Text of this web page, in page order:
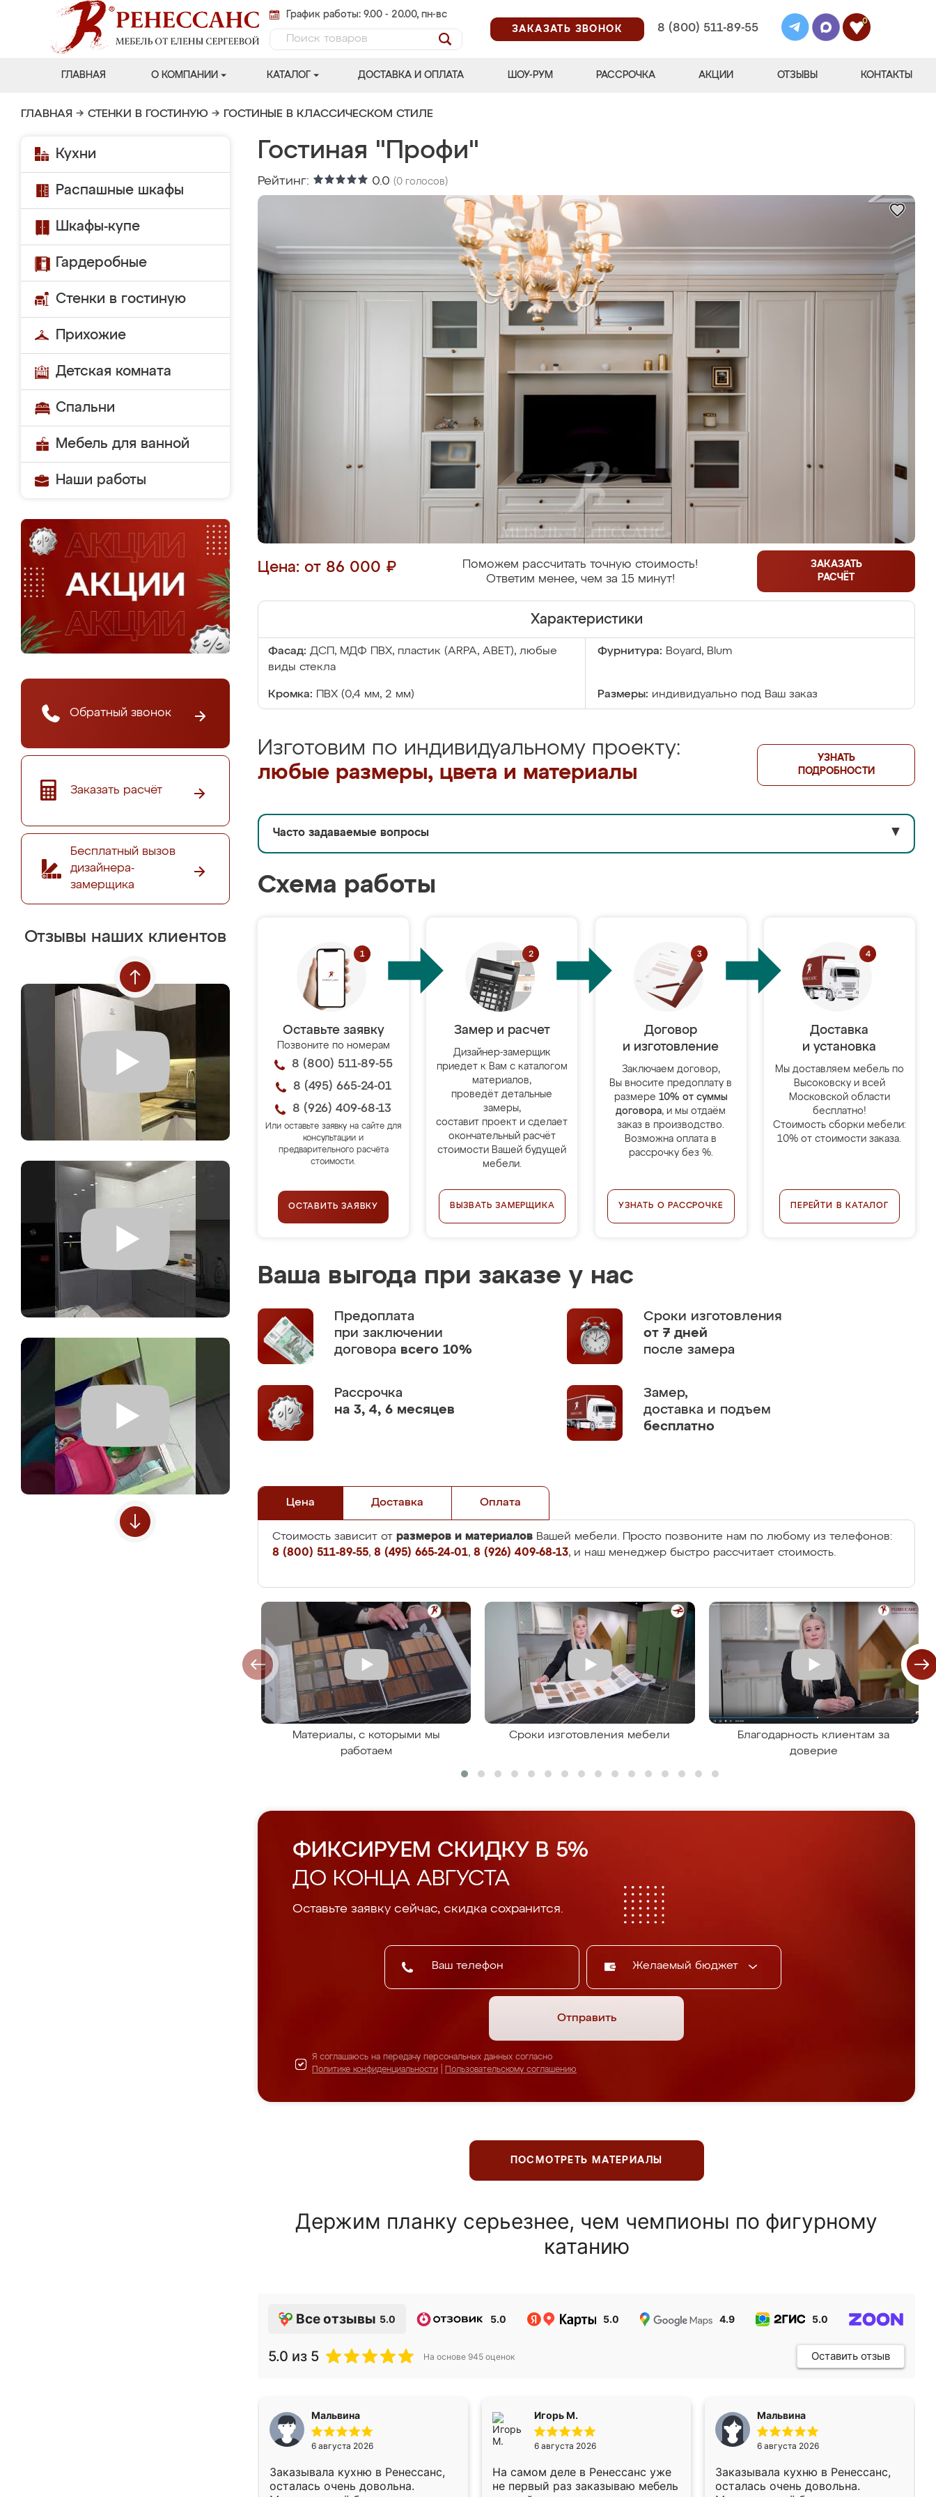
График работы: 9.00 - 20.00, пн-вс
ЗАКАЗАТЬ ЗВОНОК
8 (800) 511-89-55
0
ГЛАВНАЯ О КОМПАНИИ КАТАЛОГ ДОСТАВКА И ОПЛАТА ШОУ-РУМ РАССРОЧКА АКЦИИ ОТЗЫВЫ КОНТАКТЫ
ГЛАВНАЯ → СТЕНКИ В ГОСТИНУЮ → ГОСТИНЫЕ В КЛАССИЧЕСКОМ СТИЛЕ
Кухни
Распашные шкафы
Шкафы-купе
Гардеробные
Стенки в гостиную
Прихожие
Детская комната
Спальни
Мебель для ванной
Наши работы
Обратный звонок
Заказать расчёт
Бесплатный вызов
дизайнера-
замерщика
Отзывы наших клиентов
Гостиная "Профи"
Рейтинг: 0.0 (0 голосов)
Цена: от 86 000 ₽
Поможем рассчитать точную стоимость!
Ответим менее, чем за 15 минут!
ЗАКАЗАТЬ
РАСЧЁТ
Характеристики
Фасад: ДСП, МДФ ПВХ, пластик (ARPA, ABET), любые
виды стекла
Фурнитура: Boyard, Blum
Кромка: ПВХ (0,4 мм, 2 мм) Размеры: индивидуально под Ваш заказ
Изготовим по индивидуальному проекту:
любые размеры, цвета и материалы
УЗНАТЬ
ПОДРОБНОСТИ
Часто задаваемые вопросы ▼
Схема работы
Оставьте заявку
Позвоните по номерам
8 (800) 511-89-55
8 (495) 665-24-01
8 (926) 409-68-13
Или оставьте заявку на сайте для
консультации и
предварительного расчёта
стоимости.
ОСТАВИТЬ ЗАЯВКУ
Замер и расчет
Дизайнер-замерщик
приедет к Вам с каталогом
материалов,
проведёт детальные
замеры,
составит проект и сделает
окончательный расчёт
стоимости Вашей будущей
мебели.
ВЫЗВАТЬ ЗАМЕРЩИКА
Договор
и изготовление
Заключаем договор,
Вы вносите предоплату в
размере 10% от суммы
договора, и мы отдаём
заказ в производство.
Возможна оплата в
рассрочку без %.
УЗНАТЬ О РАССРОЧКЕ
Доставка
и установка
Мы доставляем мебель по
Высоковску и всей
Московской области
бесплатно!
Стоимость сборки мебели:
10% от стоимости заказа.
ПЕРЕЙТИ В КАТАЛОГ
Ваша выгода при заказе у нас
Предоплата
при заключении
договора всего 10%
Сроки изготовления
от 7 дней
после замера
Рассрочка
на 3, 4, 6 месяцев
Замер,
доставка и подъем
бесплатно
Цена Доставка Оплата
Стоимость зависит от размеров и материалов Вашей мебели. Просто позвоните нам по любому из телефонов:
8 (800) 511-89-55, 8 (495) 665-24-01, 8 (926) 409-68-13, и наш менеджер быстро рассчитает стоимость.
Материалы, с которыми мы
работаем
Сроки изготовления мебели
Благодарность клиентам за
доверие
ФИКСИРУЕМ СКИДКУ В 5%
ДО КОНЦА АВГУСТА
Оставьте заявку сейчас, скидка сохранится.
Желаемый бюджет
Отправить
Я соглашаюсь на передачу персональных данных согласно
Политике конфиденциальности
Пользовательскому соглашению
ПОСМОТРЕТЬ МАТЕРИАЛЫ
Держим планку серьезнее, чем чемпионы по фигурному
катанию
Все отзывы 5.0 5.0 5.0 4.9 5.0
5.0 из 5 На основе 945 оценок Оставить отзыв
Мальвина
6 августа 2026
Заказывала кухню в Ренессанс,
осталась очень довольна.
Игорь М.
6 августа 2026
На самом деле в Ренессанс уже
не первый раз заказываю мебель
Мальвина
6 августа 2026
Заказывала кухню в Ренессанс,
осталась очень довольна.